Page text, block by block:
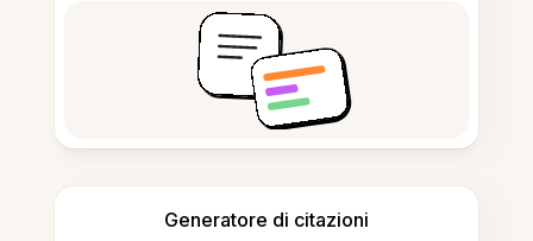
Generatore di citazioni